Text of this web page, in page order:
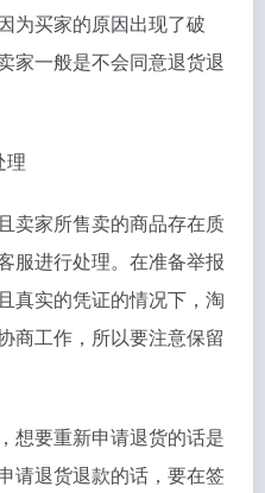
为买家的原因出现了破
家一般是不会同意退货退
理
卖家所售卖的商品存在质
服进行处理。在准备举报
真实的凭证的情况下，淘
商工作，所以要注意保留
想要重新申请退货的话是
请退货退款的话，要在签